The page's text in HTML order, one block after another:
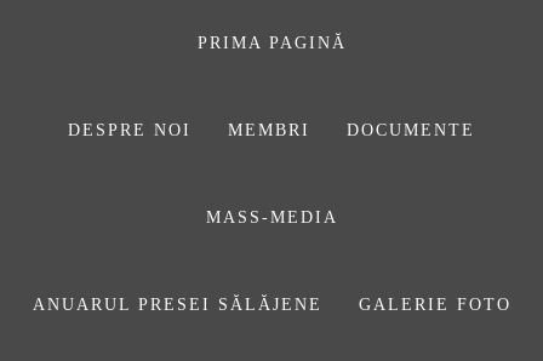
PRIMA PAGINĂ
DESPRE NOI MEMBRI DOCUMENTE
MASS-MEDIA
ANUARUL PRESEI SĂLĂJENE GALERIE FOTO
ASOCIAŢIA
DIN SĂLAJ